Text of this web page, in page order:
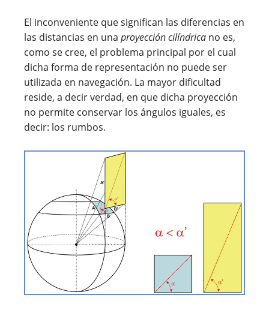
El inconveniente que significan las diferencias en
las distancias en una proyección cilíndrica no es,
como se cree, el problema principal por el cual
dicha forma de representación no puede ser
utilizada en navegación. La mayor dificultad
reside, a decir verdad, en que dicha proyección
no permite conservar los ángulos iguales, es
decir: los rumbos.